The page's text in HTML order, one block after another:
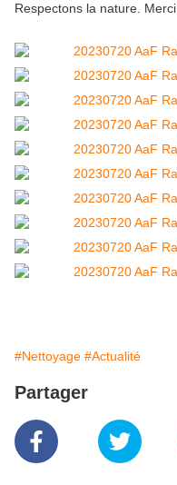
Respectons la nature. Merci
#Nettoyage #Actualité
Partager